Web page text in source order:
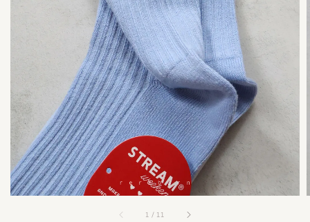
1 / 11